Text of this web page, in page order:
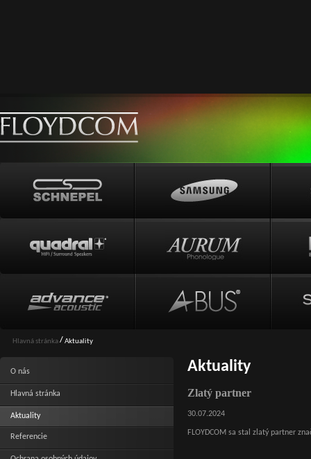
Hlavná stránka/ Aktuality
O nás
Hlavná stránka
Aktuality
Referencie
Aktuality
Zlatý partner
30.07.2024
FLOYDCOM sa stal zlatý partner